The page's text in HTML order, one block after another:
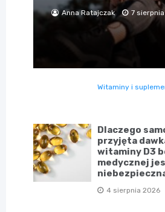
Anna Ratajczak 7
Witaminy i
Dlaczego
przyjęta
witaminy D3
medycznej
4 sierpnia 2026